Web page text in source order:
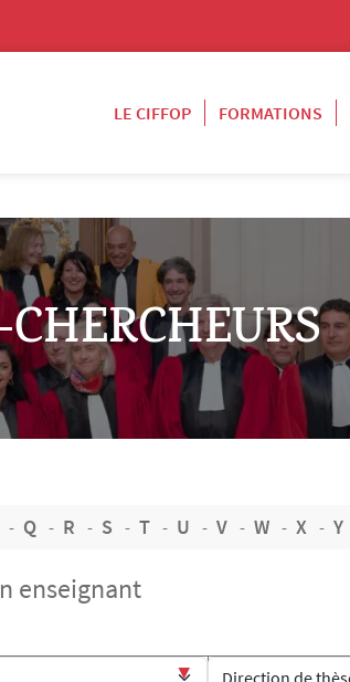
LE CIFFOP
FORMATIONS
Q R S T U V W X Y
enseignant